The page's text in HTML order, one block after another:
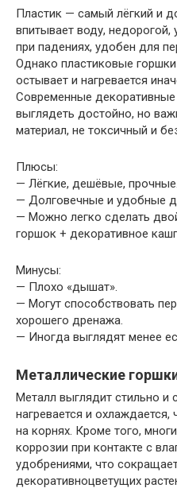
Пластик — самый лёгкий и
впитывает воду,
при падениях, удобен для
Однако пластиковые
остывает и нагревается
Современные
выглядеть достойно, но
материал, не токсичный и
Плюсы:
— Лёгкие, дешёвые, прочные.
— Долговечные и удобные
— Можно легко сделать
горшок + декоративное
Минусы:
— Плохо «дышат».
— Могут способствовать
хорошего дренажа.
— Иногда выглядят менее
Металлические
Металл выглядит стильно и
нагревается и охлаждается,
на корнях. Кроме того,
коррозии при контакте с
удобрениями, что
декоративноцветущих